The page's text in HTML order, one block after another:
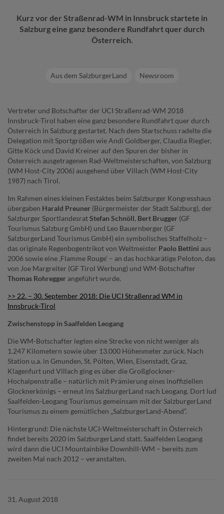
Kurz vor der Straßenrad-WM in Innsbruck startete in
Salzburg eine ganz besondere Rundfahrt quer durch
Österreich.
Aus dem SalzburgerLand Newsroom
Vertreter und Botschafter der UCI Straßenrad-WM 2018
Innsbruck-Tirol haben eine ganz besondere Rundfahrt quer durch
Österreich in Salzburg gestartet. Nach dem Startschuss radelte die
Delegation mit Sportgrößen wie Andi Goldberger, Claudia Riegler,
Gitte Köck und David Kreiner auf den Spuren der bisher in
Österreich ausgetragenen Rad-Weltmeisterschaften, von Salzburg
(WM Host-City 2006) ausgehend über Villach (WM Host-City
1987) nach Tirol.
Im Rahmen eines kleinen Festaktes beim Salzburger Kongresshaus
übergaben Harald Preuner (Bürgermeister der Stadt Salzburg), der
Salzburger SportlandesratStefan Schnöll, Bert Brugger (GF
Tourismus Salzburg GmbH) und Leo Bauernberger (GF
SalzburgerLand Tourismus GmbH) ein symbolisches Staffelholz –
das originale Regenbogentrikot von Weltmeister Paolo Bettini aus
2006 sowie eine ‚Flamme Rouge‘ – an das hochkarätige Peloton, das
von Joe Margreiter (GF Tirol Werbung) und WM-Botschafter
Thomas Rohregger angeführt wurde.
>> 22. – 30. September 2018: Die UCI Straßenrad WM in
Innsbruck-Tirol
Zwischenstopp in Saalfelden Leogang
Die WM-Botschafter legten eine Strecke von nicht weniger als
1.247 Kilometern sowie über 13.000 Höhenmeter zurück. Nach
Station u.a. in Gmunden, St. Pölten, Wien, Eisenstadt, Graz,
Klagenfurt und Villach ging es über die Großglockner-
Hochalpenstraße – natürlich mit Prämierung eines inoffiziellen
Glocknerkönigs – erneut ins SalzburgerLand nach Leogang. Dort lud
Saalfelden-Leogang Tourismus gemeinsam mit der SalzburgerLand
Tourismus zu einem gemütlichen „SalzburgerLand-Abend“.
Hintergrund: Die nächste UCI-Weltmeisterschaft in Österreich
findet bereits 2020 im SalzburgerLand statt. Saalfelden Leogang
wird dann die UCI Mountainbike Downhill-WM – bereits zum
zweiten Mal nach 2012 – veranstalten.
31. August 2018